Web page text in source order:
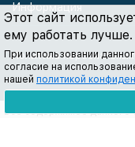
Этот сайт
ему работать лучше.
При использовании
согласие на
нашей политикой
Информация
Политика персональных
Все содержимое данного